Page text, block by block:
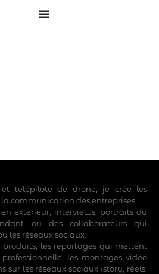
et télépilote de drone, je crée les
communication des entreprises.
extérieur, interviews, portraits du
ou des collaborateurs qui
les réseaux sociaux.
produits, les reportages qui mettent
les montages vidéo
les réseaux sociaux (story, réels,